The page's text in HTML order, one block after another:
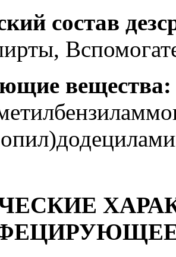
состав
вещества: